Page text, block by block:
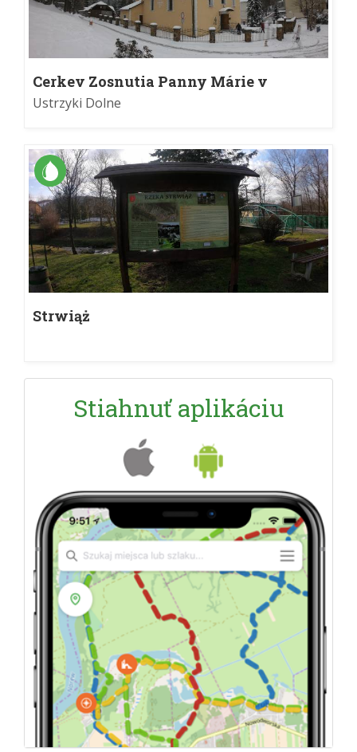
Cerkev Zosnutia Panny Márie v
Ustrzykach Dolnych
Ustrzyki Dolne
Strwiąż
Stiahnuť aplikáciu